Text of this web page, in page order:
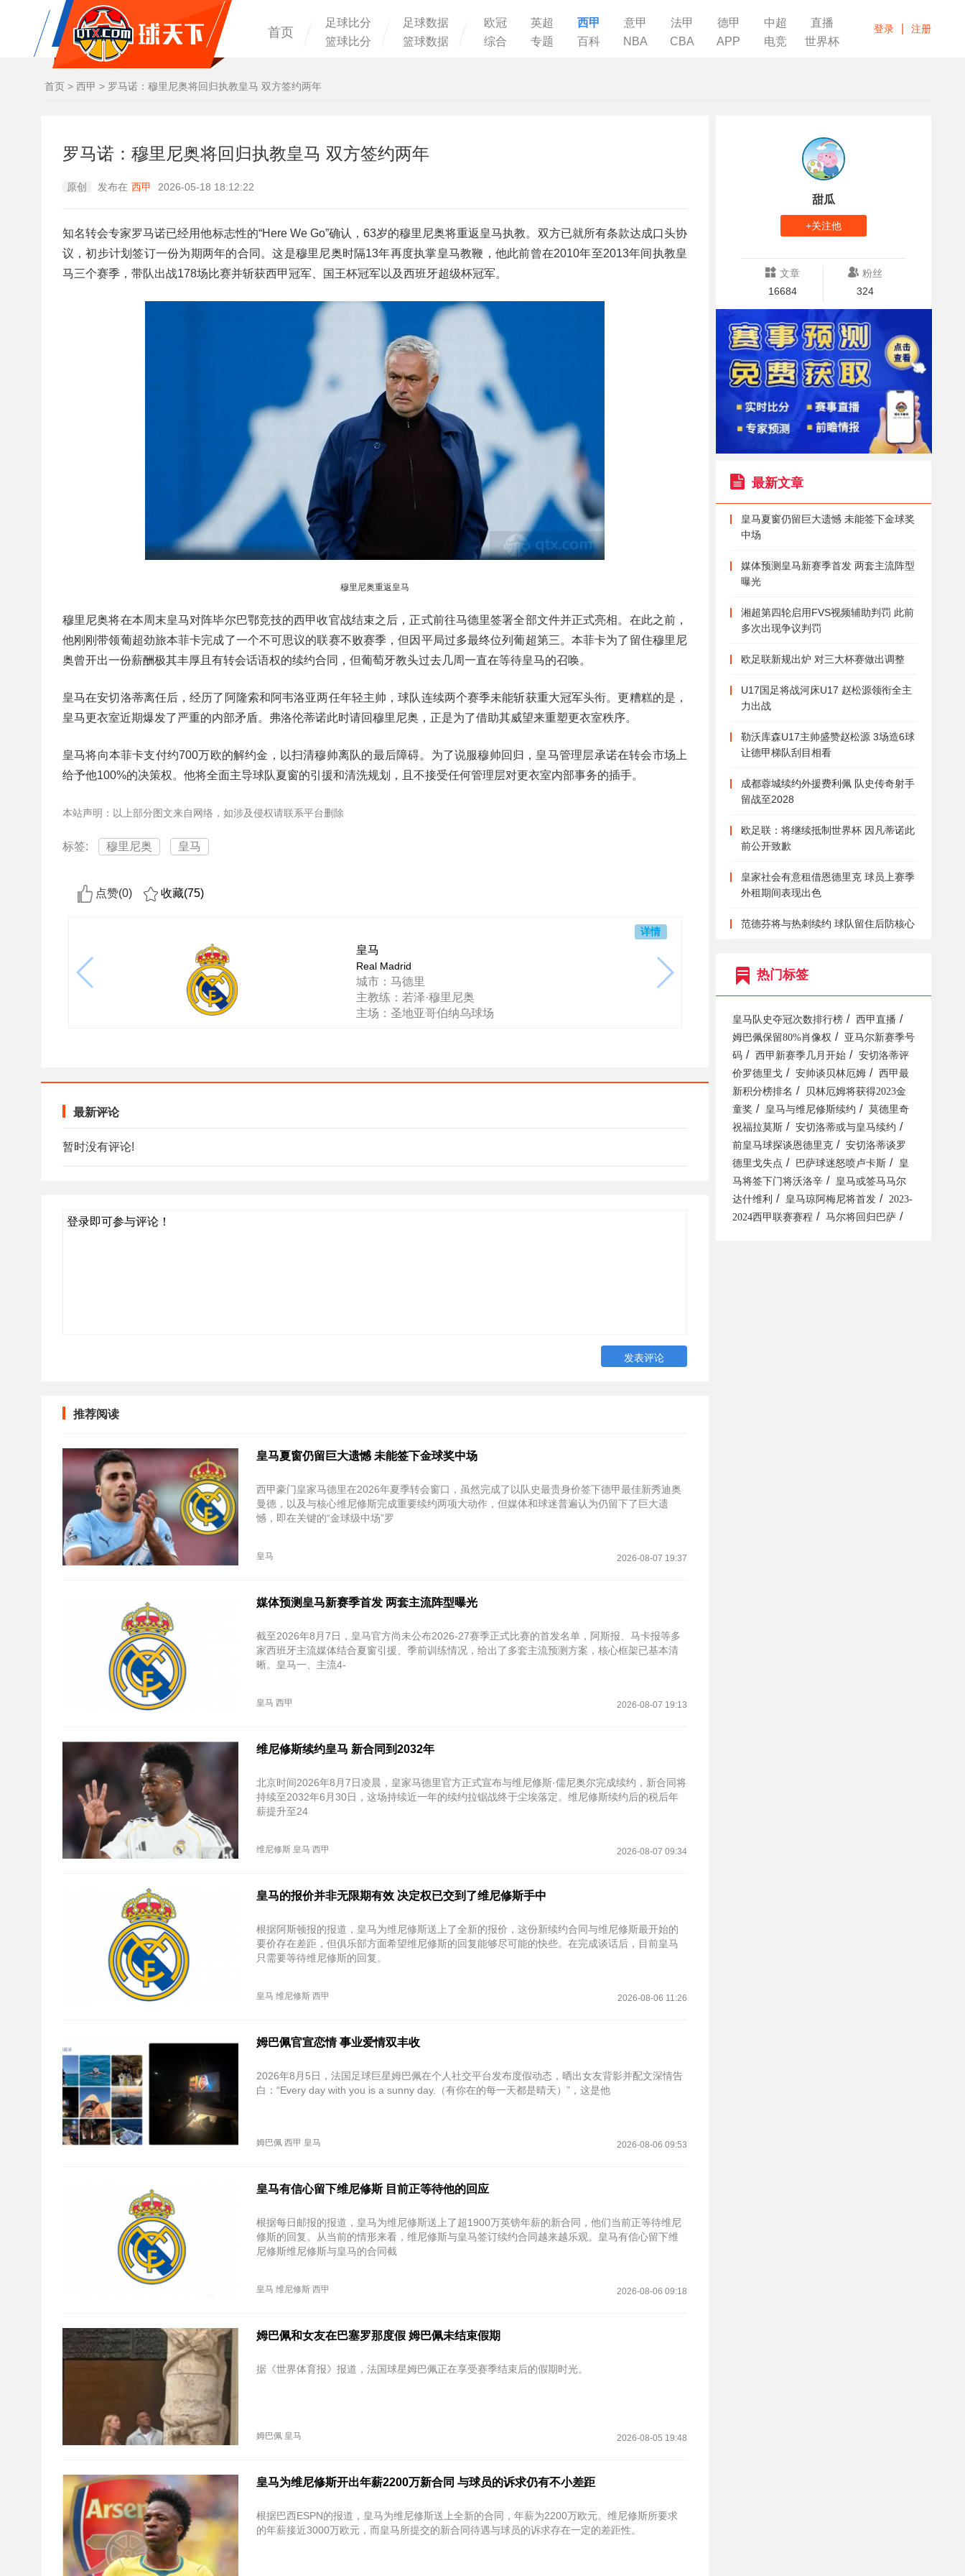
首页
足球比分
篮球比分
足球数据
篮球数据
欧冠 英超 西甲 意甲 法甲 德甲 中超
直播
综合
专题 百科 NBA CBA APP 电竞 世界杯
登录 注册
首页 > 西甲 > 罗马诺：穆里尼奥将回归执教皇马 双方签约两年
罗马诺：穆里尼奥将回归执教皇马 双方签约两年
原创 发布在 西甲 2026-05-18 18:12:22
知名转会专家罗马诺已经用他标志性的“Here We Go”确认，63岁的穆里尼奥将重返皇马执教。双方已就所有条款达成口头协
议，初步计划签订一份为期两年的合同。这是穆里尼奥时隔13年再度执掌皇马教鞭，他此前曾在2010年至2013年间执教皇
马三个赛季，带队出战178场比赛并斩获西甲冠军、国王杯冠军以及西班牙超级杯冠军。
穆里尼奥重返皇马
穆里尼奥将在本周末皇马对阵毕尔巴鄂竞技的西甲收官战结束之后，正式前往马德里签署全部文件并正式亮相。在此之前，
他刚刚带领葡超劲旅本菲卡完成了一个不可思议的联赛不败赛季，但因平局过多最终位列葡超第三。本菲卡为了留住穆里尼
奥曾开出一份薪酬极其丰厚且有转会话语权的续约合同，但葡萄牙教头过去几周一直在等待皇马的召唤。
皇马在安切洛蒂离任后，经历了阿隆索和阿韦洛亚两任年轻主帅，球队连续两个赛季未能斩获重大冠军头衔。更糟糕的是，
皇马更衣室近期爆发了严重的内部矛盾。弗洛伦蒂诺此时请回穆里尼奥，正是为了借助其威望来重塑更衣室秩序。
皇马将向本菲卡支付约700万欧的解约金，以扫清穆帅离队的最后障碍。为了说服穆帅回归，皇马管理层承诺在转会市场上
给予他100%的决策权。他将全面主导球队夏窗的引援和清洗规划，且不接受任何管理层对更衣室内部事务的插手。
本站声明：以上部分图文来自网络，如涉及侵权请联系平台删除
标签: 穆里尼奥 皇马
点赞(0) 收藏(75)
详情
皇马
Real Madrid
城市：马德里
主教练：若泽·穆里尼奥
主场：圣地亚哥伯纳乌球场
最新评论
暂时没有评论!
登录即可参与评论！
推荐阅读
皇马夏窗仍留巨大遗憾 未能签下金球奖中场
西甲豪门皇家马德里在2026年夏季转会窗口，虽然完成了以队史最贵身价签下德甲最佳新秀迪奥
曼德，以及与核心维尼修斯完成重要续约两项大动作，但媒体和球迷普遍认为仍留下了巨大遗
憾，即在关键的“金球级中场”罗
皇马 2026-08-07 19:37
媒体预测皇马新赛季首发 两套主流阵型曝光
截至2026年8月7日，皇马官方尚未公布2026-27赛季正式比赛的首发名单，阿斯报、马卡报等多
家西班牙主流媒体结合夏窗引援、季前训练情况，给出了多套主流预测方案，核心框架已基本清
晰。皇马一、主流4-
皇马 西甲 2026-08-07 19:13
维尼修斯续约皇马 新合同到2032年
北京时间2026年8月7日凌晨，皇家马德里官方正式宣布与维尼修斯·儒尼奥尔完成续约，新合同将
持续至‌2032年6月30日‌，这场持续近一年的续约拉锯战终于尘埃落定。维尼修斯续约后的税后年
薪提升至‌24
维尼修斯 皇马 西甲 2026-08-07 09:34
皇马的报价并非无限期有效 决定权已交到了维尼修斯手中
根据阿斯顿报的报道，皇马为维尼修斯送上了全新的报价，这份新续约合同与维尼修斯最开始的
要价存在差距，但俱乐部方面希望维尼修斯的回复能够尽可能的快些。在完成谈话后，目前皇马
只需要等待维尼修斯的回复。
皇马 维尼修斯 西甲 2026-08-06 11:26
姆巴佩官宣恋情 事业爱情双丰收
2026年8月5日，法国足球巨星姆巴佩在个人社交平台发布度假动态，晒出女友背影并配文深情告
白：“Every day with you is a sunny day.（有你在的每一天都是晴天）”，这是他
姆巴佩 西甲 皇马 2026-08-06 09:53
皇马有信心留下维尼修斯 目前正等待他的回应
根据每日邮报的报道，皇马为维尼修斯送上了超1900万英镑年薪的新合同，他们当前正等待维尼
修斯的回复。从当前的情形来看，维尼修斯与皇马签订续约合同越来越乐观。皇马有信心留下维
尼修斯维尼修斯与皇马的合同截
皇马 维尼修斯 西甲 2026-08-06 09:18
姆巴佩和女友在巴塞罗那度假 姆巴佩未结束假期
据《世界体育报》报道，法国球星姆巴佩正在享受赛季结束后的假期时光。
姆巴佩 皇马 2026-08-05 19:48
皇马为维尼修斯开出年薪2200万新合同 与球员的诉求仍有不小差距
根据巴西ESPN的报道，皇马为维尼修斯送上全新的合同，年薪为2200万欧元。维尼修斯所要求
的年薪接近3000万欧元，而皇马所提交的新合同待遇与球员的诉求存在一定的差距性。
甜瓜
+关注他
文章
16684
粉丝
324
最新文章
皇马夏窗仍留巨大遗憾 未能签下金球奖
中场
媒体预测皇马新赛季首发 两套主流阵型
曝光
湘超第四轮启用FVS视频辅助判罚 此前
多次出现争议判罚
欧足联新规出炉 对三大杯赛做出调整
U17国足将战河床U17 赵松源领衔全主
力出战
勒沃库森U17主帅盛赞赵松源 3场造6球
让德甲梯队刮目相看
成都蓉城续约外援费利佩 队史传奇射手
留战至2028
欧足联：将继续抵制世界杯 因凡蒂诺此
前公开致歉
皇家社会有意租借恩德里克 球员上赛季
外租期间表现出色
范德芬将与热刺续约 球队留住后防核心
热门标签
皇马队史夺冠次数排行榜 / 西甲直播 /
姆巴佩保留80%肖像权 /
亚马尔新赛季号
码 / 西甲新赛季几月开始 /
安切洛蒂评
价罗德里戈 / 安帅谈贝林厄姆 /
西甲最
新积分榜排名 /
贝林厄姆将获得2023金
童奖 / 皇马与维尼修斯续约 /
莫德里奇
祝福拉莫斯 / 安切洛蒂或与皇马续约 /
前皇马球探谈恩德里克 /
安切洛蒂谈罗
德里戈失点 / 巴萨球迷怒喷卢卡斯 /
皇
马将签下门将沃洛辛 /
皇马或签马马尔
达什维利 / 皇马琼阿梅尼将首发 /
2023-
2024西甲联赛赛程 / 马尔将回归巴萨 /